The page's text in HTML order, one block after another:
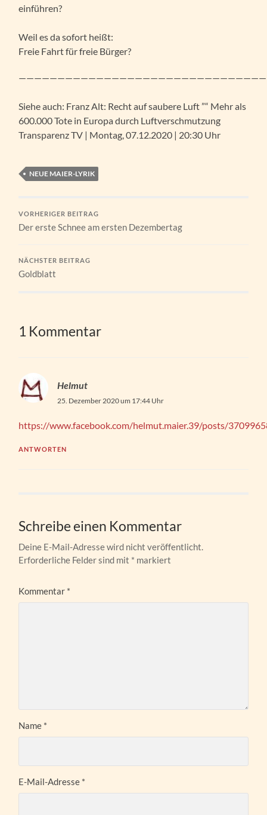
einführen?
Weil es da sofort heißt:
Freie Fahrt für freie Bürger?
Siehe auch: Franz Alt: Recht auf saubere Luft ”“ Mehr als
600.000 Tote in Europa durch Luftverschmutzung
Transparenz TV | Montag, 07.12.2020 | 20:30 Uhr
NEUE MAIER-LYRIK
VORHERIGER BEITRAG
Der erste Schnee am ersten Dezembertag
NÄCHSTER BEITRAG
Goldblatt
1 Kommentar
Helmut
25. Dezember 2020 um 17:44 Uhr
https://www.facebook.com/helmut.maier.39/posts/
ANTWORTEN
Schreibe einen Kommentar
Deine E-Mail-Adresse wird nicht veröffentlicht.
Erforderliche Felder sind mit * markiert
Kommentar *
Name *
E-Mail-Adresse *